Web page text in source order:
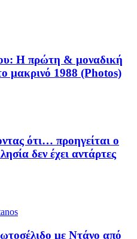
Η πρώτη & μοναδική
μακρινό 1988 (Photos)
ότι… προηγείται ο
δεν έχει αντάρτες
με Ντάνο από